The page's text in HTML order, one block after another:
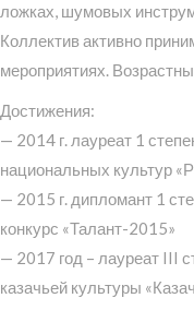
ложках, шумовых
Коллектив активно
мероприятиях.
Достижения:
— 2014 г. лауреат 1
национальных культур
— 2015 г. дипломант 1
конкурс «Талант-2015»
— 2017 год – лауреат III
казачьей культуры